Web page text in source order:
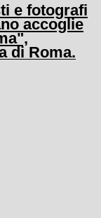
e fotografi
accoglie
di Roma.